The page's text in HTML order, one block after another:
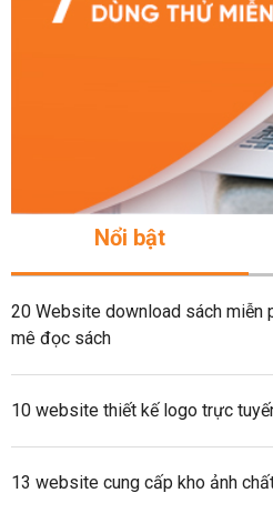
Nổi bật
20 Website download sách miễn
mê đọc sách
10 website thiết kế logo trực
13 website cung cấp kho ảnh